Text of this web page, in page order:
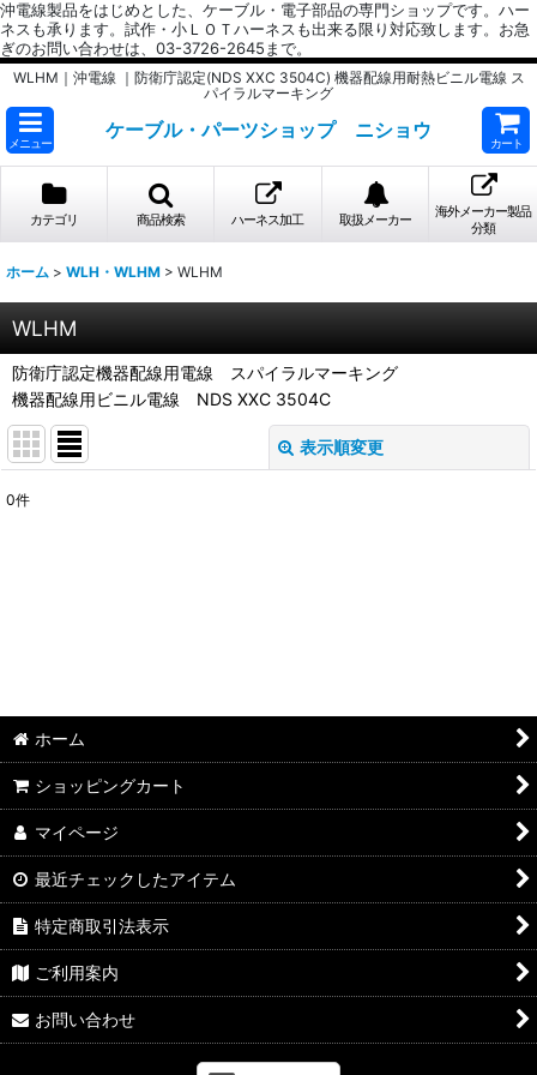
沖電線製品をはじめとした、ケーブル・電子部品の専門ショップです。ハー
ネスも承ります。試作・小ＬＯＴハーネスも出来る限り対応致します。お急
ぎのお問い合わせは、03-3726-2645まで。
WLHM｜沖電線 ｜防衛庁認定(NDS XXC 3504C) 機器配線用耐熱ビニル電線 ス
パイラルマーキング
メニュー
ケーブル・パーツショップ ニショウ
カート
カテゴリ 商品検索 ハーネス加工 取扱メーカー
海外メーカー製品
分類
ホーム > WLH・WLHM > WLHM
WLHM
防衛庁認定機器配線用電線 スパイラルマーキング
機器配線用ビニル電線 NDS XXC 3504C
表示順変更
0件
ホーム
ショッピングカート
マイページ
最近チェックしたアイテム
特定商取引法表示
ご利用案内
お問い合わせ